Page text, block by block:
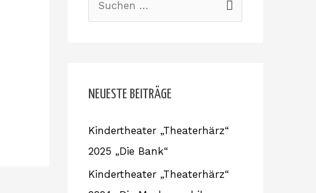
e
n
a
c
NEUESTE BEITRÄGE
Kindertheater „Theaterhärz“
2025 „Die Bank“
Kindertheater „Theaterhärz“